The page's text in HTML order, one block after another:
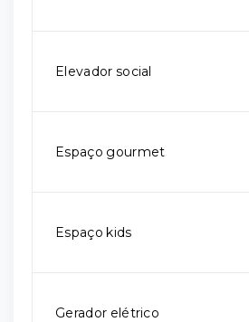
Elevador social
Espaço gourmet
Espaço kids
Gerador elétrico